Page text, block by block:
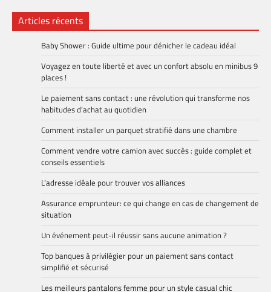
Articles récents
Baby Shower : Guide ultime pour dénicher le cadeau idéal
Voyagez en toute liberté et avec un confort absolu en minibus 9
places !
Le paiement sans contact : une révolution qui transforme nos
habitudes d’achat au quotidien
Comment installer un parquet stratifié dans une chambre
Comment vendre votre camion avec succès : guide complet et
conseils essentiels
L’adresse idéale pour trouver vos alliances
Assurance emprunteur: ce qui change en cas de changement de
situation
Un événement peut-il réussir sans aucune animation ?
Top banques à privilégier pour un paiement sans contact
simplifié et sécurisé
Les meilleurs pantalons femme pour un style casual chic